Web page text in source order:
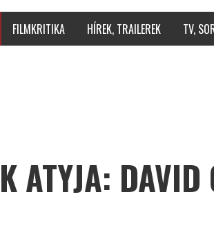
FILMKRITIKA HÍREK, TRAILEREK TV,
ATYJA: